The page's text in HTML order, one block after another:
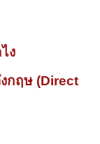
ง
กฤษ (Direct